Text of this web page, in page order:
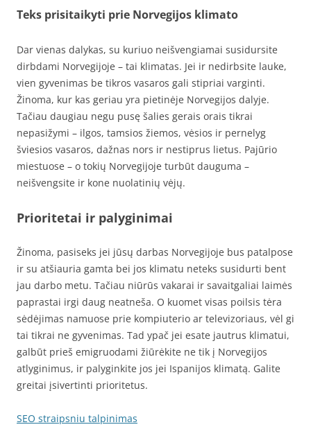
Teks prisitaikyti prie Norvegijos klimato
Dar vienas dalykas, su kuriuo neišvengiamai susidursite
dirbdami Norvegijoje – tai klimatas. Jei ir nedirbsite lauke,
vien gyvenimas be tikros vasaros gali stipriai varginti.
Žinoma, kur kas geriau yra pietinėje Norvegijos dalyje.
Tačiau daugiau negu pusę šalies gerais orais tikrai
nepasižymi – ilgos, tamsios žiemos, vėsios ir pernelyg
šviesios vasaros, dažnas nors ir nestiprus lietus. Pajūrio
miestuose – o tokių Norvegijoje turbūt dauguma –
neišvengsite ir kone nuolatinių vėjų.
Prioritetai ir palyginimai
Žinoma, pasiseks jei jūsų darbas Norvegijoje bus patalpose
ir su atšiauria gamta bei jos klimatu neteks susidurti bent
jau darbo metu. Tačiau niūrūs vakarai ir savaitgaliai laimės
paprastai irgi daug neatneša. O kuomet visas poilsis tėra
sėdėjimas namuose prie kompiuterio ar televizoriaus, vėl gi
tai tikrai ne gyvenimas. Tad ypač jei esate jautrus klimatui,
galbūt prieš emigruodami žiūrėkite ne tik į Norvegijos
atlyginimus, ir palyginkite jos jei Ispanijos klimatą. Galite
greitai įsivertinti prioritetus.
SEO straipsniu talpinimas